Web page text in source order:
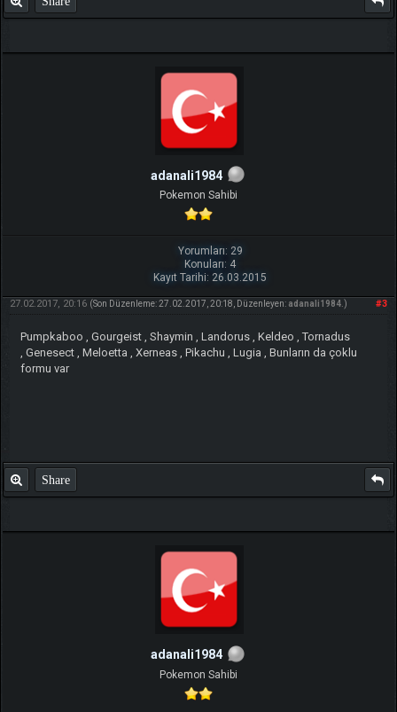
adanali1984
Pokemon Sahibi
Yorumları: 29
Konuları: 4
Kayıt Tarihi: 26.03.2015
#3
27.02.2017, 20:16 (Son Düzenleme: 27.02.2017, 20:18, Düzenleyen: adanali1984.)
Pumpkaboo , Gourgeist , Shaymin , Landorus , Keldeo , Tornadus
, Genesect , Meloetta , Xerneas , Pikachu , Lugia , Bunların da çoklu
formu var
Share
adanali1984
Pokemon Sahibi